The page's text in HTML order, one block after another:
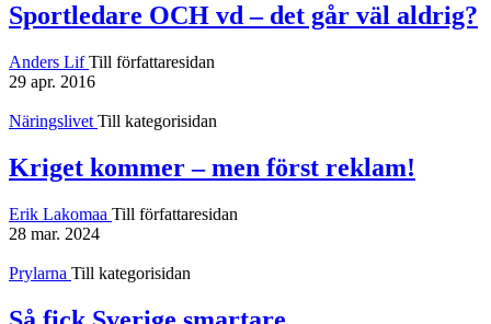
Sportledare OCH vd – det går väl aldrig?
Anders LifTill författaresidan
29 apr. 2016
Näringslivet Till kategorisidan
Kriget kommer – men först reklam!
Erik Lakomaa Till författaresidan
28 mar. 2024
Prylarna Till kategorisidan